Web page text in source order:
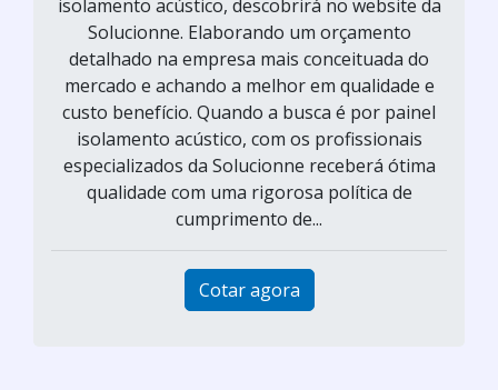
isolamento acústico, descobrirá no website da
Solucionne. Elaborando um orçamento
detalhado na empresa mais conceituada do
mercado e achando a melhor em qualidade e
custo benefício. Quando a busca é por painel
isolamento acústico, com os profissionais
especializados da Solucionne receberá ótima
qualidade com uma rigorosa política de
cumprimento de...
Cotar agora